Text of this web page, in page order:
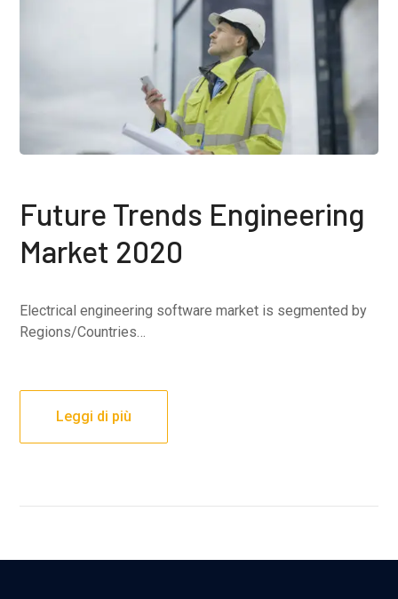
Future Trends Engineering
Market 2020
Electrical engineering software market is segmented by
Regions/Countries…
Leggi di più